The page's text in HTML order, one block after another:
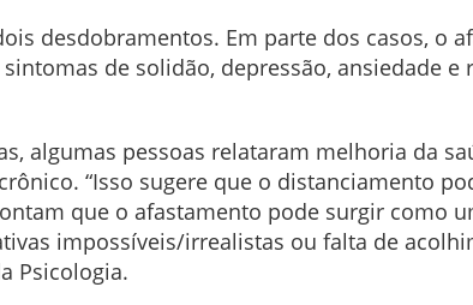
desdobramentos. Em parte dos casos, o
de solidão, depressão, ansiedade
algumas pessoas relataram melhoria da
“Isso sugere que o distanciamento
que o afastamento pode surgir como
impossíveis/irrealistas ou falta de
Psicologia.